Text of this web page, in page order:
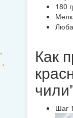
180
Как
Шаг 1